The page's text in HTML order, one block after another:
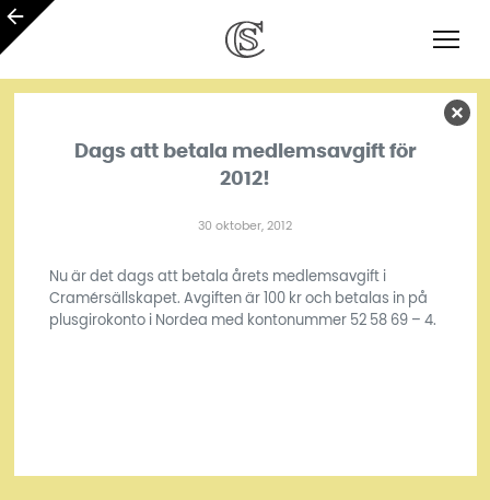
Dags att betala medlemsavgift för
2012!
30 oktober, 2012
Nu är det dags att betala årets medlemsavgift i
Cramérsällskapet. Avgiften är 100 kr och betalas in på
plusgirokonto i Nordea med kontonummer 52 58 69 – 4.